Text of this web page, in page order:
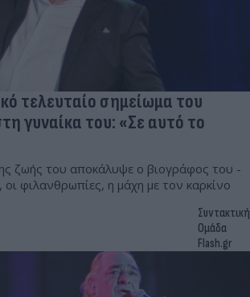
τελευταίο σημείωμα του
γυναίκα του: «Σε αυτό το
ζωής του αποκάλυψε ο βιογράφος του -
φιλανθρωπίες, η μάχη με τον καρκίνο
Συντακτική
Ομάδα
Flash.gr